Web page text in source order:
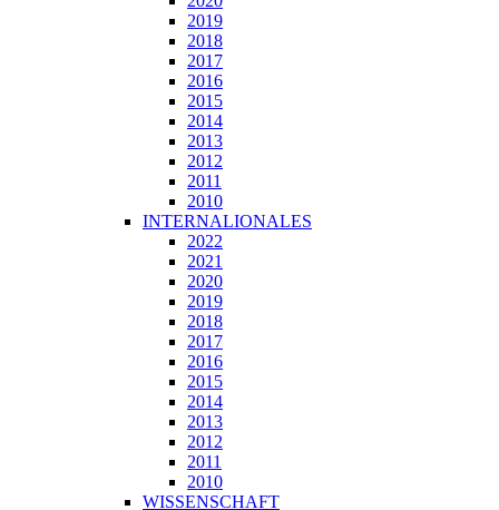
2019
2018
2017
2016
2015
2014
2013
2012
2011
2010
INTERNALIONALES
2022
2021
2020
2019
2018
2017
2016
2015
2014
2013
2012
2011
2010
WISSENSCHAFT